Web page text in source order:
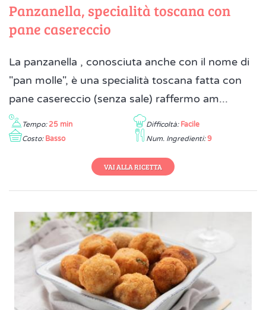
Panzanella, specialità toscana con
pane casereccio
La panzanella , conosciuta anche con il nome di
"pan molle", è una specialità toscana fatta con
pane casereccio (senza sale) raffermo am...
Tempo: 25 min Difficoltà: Facile
Costo: Basso Num. Ingredienti: 9
VAI ALLA RICETTA